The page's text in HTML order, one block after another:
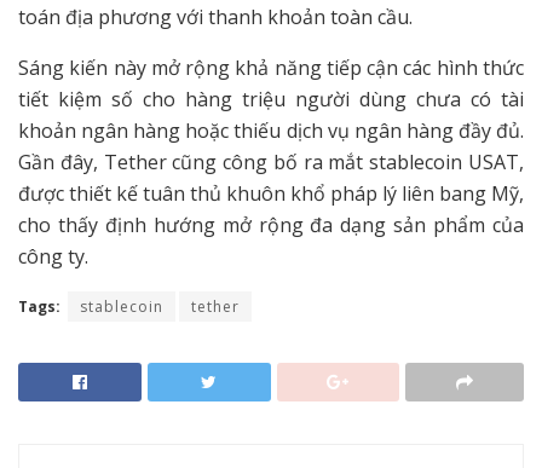
toán địa phương với thanh khoản toàn cầu.
Sáng kiến này mở rộng khả năng tiếp cận các hình thức
tiết kiệm số cho hàng triệu người dùng chưa có tài
khoản ngân hàng hoặc thiếu dịch vụ ngân hàng đầy đủ.
Gần đây, Tether cũng công bố ra mắt stablecoin USAT,
được thiết kế tuân thủ khuôn khổ pháp lý liên bang Mỹ,
cho thấy định hướng mở rộng đa dạng sản phẩm của
công ty.
Tags: stablecoin tether